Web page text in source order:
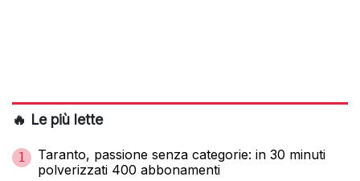
🔥 Le più lette
1
Taranto, passione senza categorie: in 30 minuti
polverizzati 400 abbonamenti